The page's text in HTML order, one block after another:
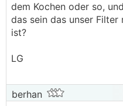
dem Kochen oder so,
das sein das unser
ist?
LG
berhan